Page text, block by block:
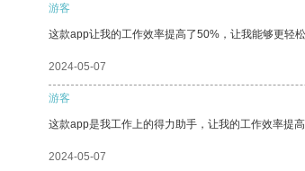
游客
这款app让我的工作效率提高了50%，让我能够更轻
2024-05-07
游客
这款app是我工作上的得力助手，让我的工作效率提
2024-05-07